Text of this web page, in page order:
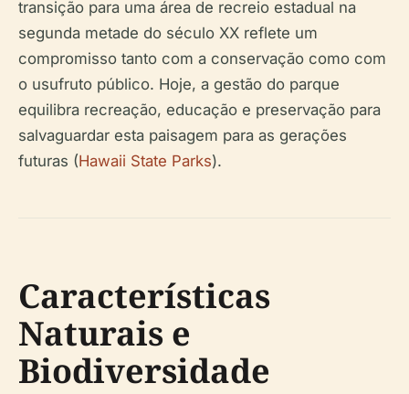
transição para uma área de recreio estadual na
segunda metade do século XX reflete um
compromisso tanto com a conservação como com
o usufruto público. Hoje, a gestão do parque
equilibra recreação, educação e preservação para
salvaguardar esta paisagem para as gerações
futuras (Hawaii State Parks).
Características
Naturais e
Biodiversidade